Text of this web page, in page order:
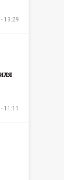
13:29
11:11